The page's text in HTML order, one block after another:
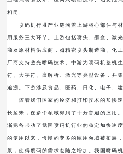
相同。
喷码机行业产业链涵盖上游核心部件与材
用服务三大环节。上游包括喷头、墨盒、激
商及原材料供应商，如精密喷头制造商、化
厂商支持激光喷码技术。中游为喷码机整机
符、大字符、高解析、激光等类型设备，并
追溯。下游涉及食品、医药、日化、电子、
随着我们国家的经济和打印技术的加快速
长起来，在多个领域得到了十分普遍的应用
渐完备带动了我国喷码机行业的稳定加快速
的使用以来，慢慢的变多的应用领域被拓展
景，使得喷码的需求也随之增加。我国喷码